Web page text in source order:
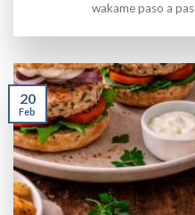
wakame paso a
20
Feb